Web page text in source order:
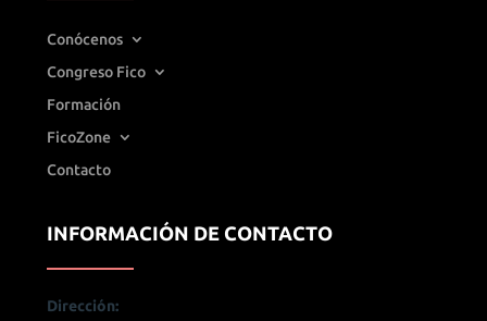
Conócenos
Congreso Fico
Formación
FicoZone
Contacto
INFORMACIÓN DE CONTACTO
Dirección: